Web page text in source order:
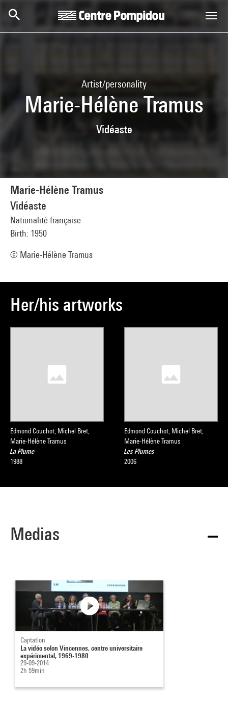
Artist/personality
Marie-Hélène Tramus
Vidéaste
Marie-Hélène Tramus
Vidéaste
Nationalité française
Birth: 1950
© Marie-Hélène Tramus
Her/his artworks
Edmond Couchot, Michel Bret,
Marie-Hélène Tramus
La Plume
1988
Edmond Couchot, Michel Bret,
Marie-Hélène Tramus
Les Plumes
2006
Medias
Captation
La vidéo selon Vincennes, centre universitaire
expérimental, 1969-1980
29-09-2014
2h 59min